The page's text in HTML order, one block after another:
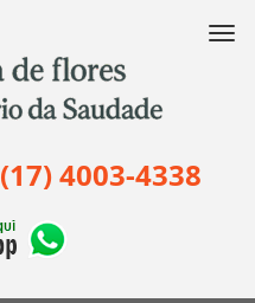
(17) 4003-4338